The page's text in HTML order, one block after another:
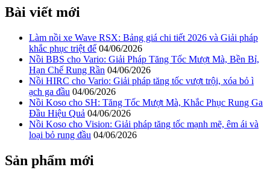
Bài viết mới
Làm nồi xe Wave RSX: Bảng giá chi tiết 2026 và Giải pháp
khắc phục triệt để 04/06/2026
Nồi BBS cho Vario: Giải Pháp Tăng Tốc Mượt Mà, Bền Bỉ,
Hạn Chế Rung Rần 04/06/2026
Nồi HIRC cho Vario: Giải pháp tăng tốc vượt trội, xóa bỏ ì
ạch ga đầu 04/06/2026
Nồi Koso cho SH: Tăng Tốc Mượt Mà, Khắc Phục Rung Ga
Đầu Hiệu Quả 04/06/2026
Nồi Koso cho Vision: Giải pháp tăng tốc mạnh mẽ, êm ái và
loại bỏ rung đầu 04/06/2026
Sản phẩm mới